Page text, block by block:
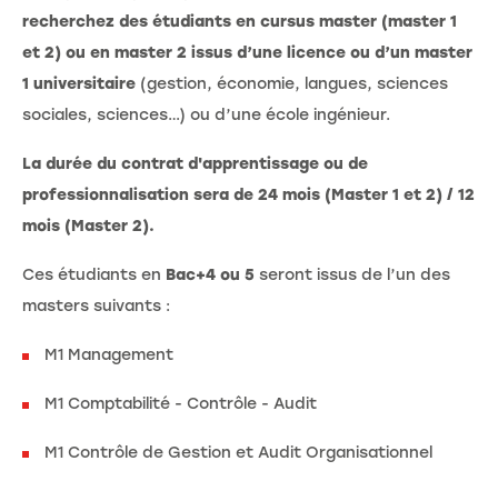
recherchez des étudiants en cursus master (master 1
et 2) ou en master 2 issus d’une licence ou d’un master
1 universitaire (gestion, économie, langues, sciences
sociales, sciences…) ou d’une école ingénieur.
La durée du contrat d'apprentissage ou de
professionnalisation sera de 24 mois (Master 1 et 2) / 12
mois (Master 2).
Ces étudiants en Bac+4 ou 5 seront issus de l’un des
masters suivants :
M1 Management
M1 Comptabilité - Contrôle - Audit
M1 Contrôle de Gestion et Audit Organisationnel